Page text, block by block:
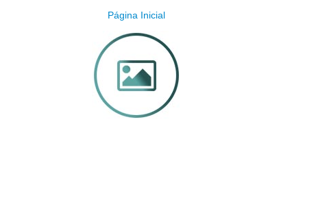
Página Inicial